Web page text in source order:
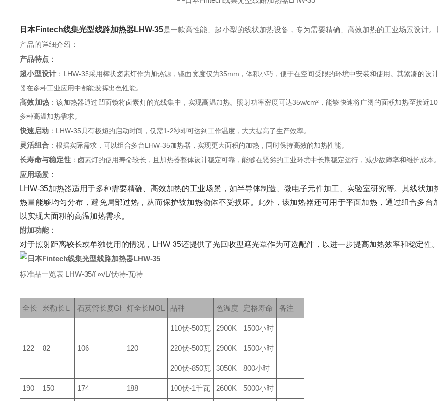
日本Fintech线集光型线路加热器LHW-35是一款高性能、超小型的线状加热设备，专为需要精确、高效加热的工业场景设计。
产品的详细介绍：
产品特点 ‌：
超小型设计 ：LHW-35采用棒状卤素灯作为加热源，镜面宽度仅为35mm，体积小巧，便于在空间受限的环境中安装和使用。其紧凑的设
器在多种工业应用中都能发挥出色性能。
高效加热：该加热器通过凹面镜将卤素灯的光线集中，实现高温加热。照射功率密度可达35w/cm²，能够快速将广阔的面积加热至接近
多种高温加热需求。
快速启动 ‌：LHW-35具有极短的启动时间，仅需1-2秒即可达到工作温度，大大提高了生产效率。
灵活组合 ‌：根据实际需求，可以组合多台LHW-35加热器，实现更大面积的加热，同时保持高效的加热性能。
长寿命与稳定性 ：卤素灯的使用寿命较长，且加热器整体设计稳定可靠，能够在恶劣的工业环境中长期稳定运行，减少故障率和维护成本
应用场景 ‌：
LHW-35加热器适用于多种需要精确、高效加热的工业场景，如半导体制造、微电子元件加工、实验室研究等。其线状加
热量能够均匀分布，避免局部过热，从而保护被加热物体不受损坏。此外，该加热器还可用于平面加热，通过组合多台
以实现大面积的高温加热需求。
附加功能 ‌：
对于照射距离较长或单独使用的情况，LHW-35还提供了光回收型遮光罩作为可选配件，以进一步提高加热效率和稳定性
标准品一览表 LHW-35/f ∞/L/伏特-瓦特
全长 米勒长 Ｌ 石英管长度Gł 灯全长MOL 品种 色温度 定格寿命 备注
122 82 106 120
110伏-500瓦 2900K 1500小时
220伏-500瓦 2900K 1500小时
200伏-850瓦 3050K 800小时
190 150 174 188 100伏-1千瓦 2600K 5000小时